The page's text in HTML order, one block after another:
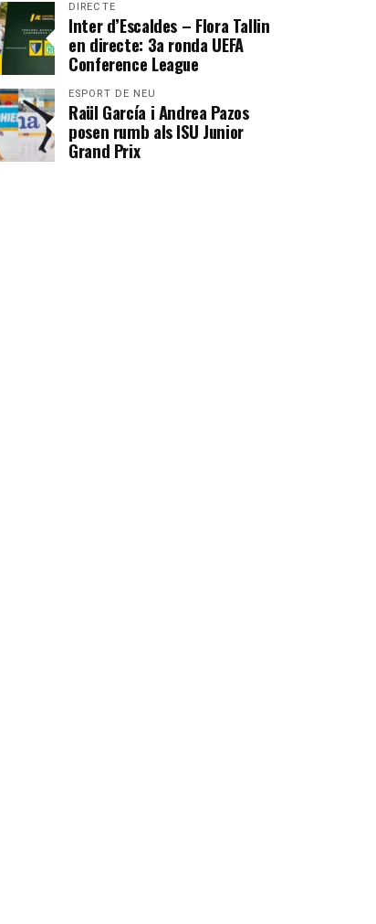
DIRECTE
Inter d’Escaldes – Flora Tallin
en directe: 3a ronda UEFA
Conference League
ESPORT DE NEU
Raül García i Andrea Pazos
posen rumb als ISU Junior
Grand Prix